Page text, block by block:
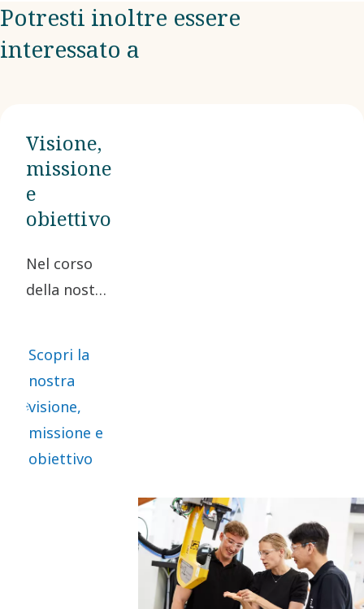
Potresti inoltre essere
interessato a
Visione,
missione
e
obiettivo
Nel corso
della nostra
abbiamo
Scopri la
nostra
visione,
missione e
obiettivo